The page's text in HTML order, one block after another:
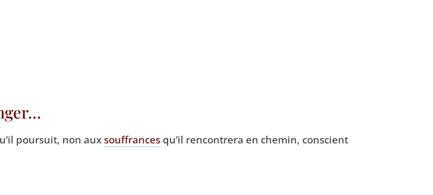
pour­suit, non auxsouf­francesqu’il ren­con­tre­ra en che­min, conscient